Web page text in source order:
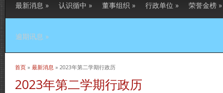
最新消息 » 认识循中 » 董事组织 » 行政单位 » 荣誉金榜 »
逾期讯息 »
当前位置
首页 » 最新消息 » 2023年第二学期行政历
2023年第二学期行政历